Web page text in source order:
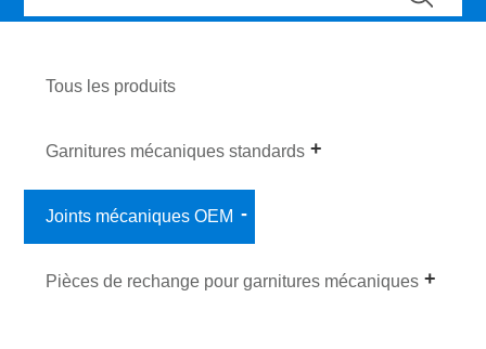
Tous les produits
Garnitures mécaniques standards
Joints mécaniques OEM
Pièces de rechange pour garnitures mécaniques